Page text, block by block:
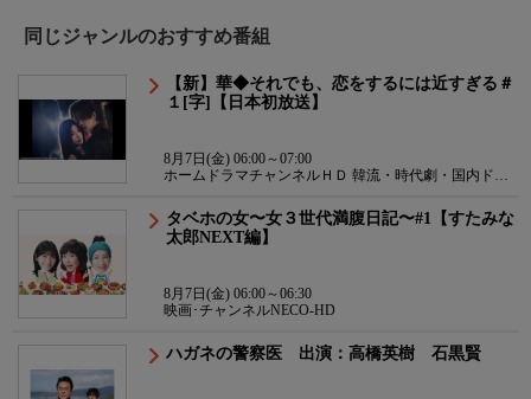
同じジャンルのおすすめ番組
【新】華◆それでも、恋をするには近すぎる＃
１[字]【日本初放送】
8月7日(金) 06:00～07:00
ホームドラマチャンネルＨＤ 韓流・時代劇・国内ドラ
タベホの女〜女３世代満腹日記〜#1【すたみな
太郎NEXT編】
8月7日(金) 06:00～06:30
映画･チャンネルNECO-HD
ハガネの警察医 出演：高橋英樹 石黒賢